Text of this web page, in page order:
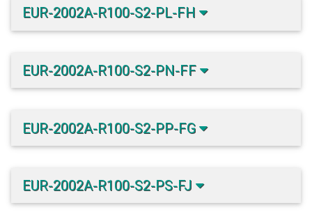
EUR-2002A-R100-S2-PL-FH
EUR-2002A-R100-S2-PN-FF
EUR-2002A-R100-S2-PP-FG
EUR-2002A-R100-S2-PS-FJ